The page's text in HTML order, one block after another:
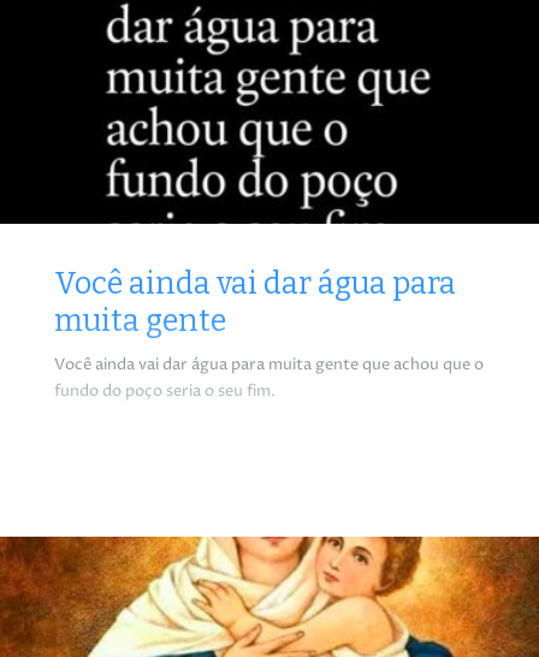
Você ainda vai dar água para
muita gente
Você ainda vai dar água para muita gente que achou que o
fundo do poço seria o seu fim.